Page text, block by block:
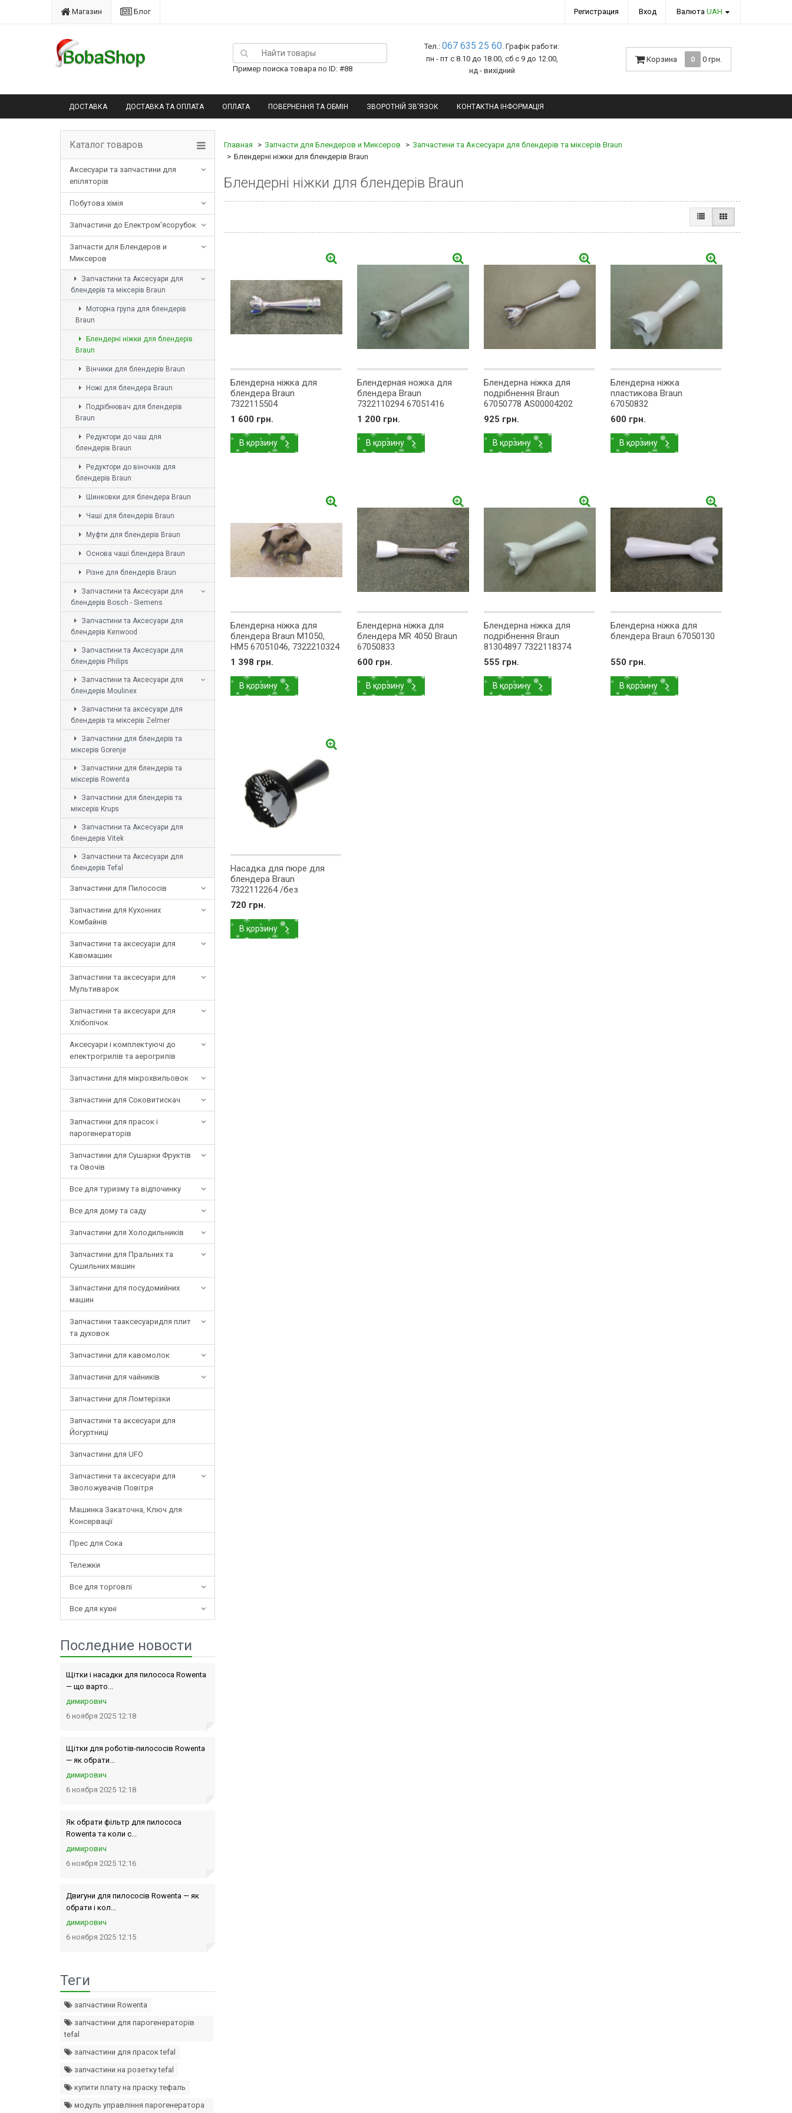
Магазин Блог Регистрация Вход Валюта UAH
Пример поиска товара по ID: #88
Тел.: 067 635 25 60. Графік работи:
пн - пт с 8.10 до 18.00, сб с 9 до 12.00,
нд - вихідний
Корзина 0 0 грн.
ДОСТАВКА ДОСТАВКА ТА ОПЛАТА ОПЛАТА ПОВЕРНЕННЯ ТА ОБМІН ЗВОРОТНІЙ ЗВ'ЯЗОК КОНТАКТНА ІНФОРМАЦІЯ
Каталог товаров
Аксесуари та запчастини для
епіляторів
Побутова хімія
Запчастини до Електром'ясорубок
Запчасти для Блендеров и
Миксеров
Запчастини та Аксесуари для
блендерів та міксерів Braun
Моторна група для блендерів
Braun
Блендерні ніжки для блендерів
Braun
Вінчики для блендерів Braun
Ножі для блендера Braun
Подрібнювач для блендерів
Braun
Редуктори до чаш для
блендерів Braun
Редуктори до віночків для
блендерів Braun
Шинковки для блендера Braun
Чаші для блендерів Braun
Муфти для блендерів Braun
Основа чаші блендера Braun
Різне для блендерів Braun
Запчастини та Аксесуари для
блендерів Bosch - Siemens
Запчастини та Аксесуари для
блендерів Kenwood
Запчастини та Аксесуари для
блендерів Philips
Запчастини та Аксесуари для
блендерів Moulinex
Запчастини та аксесуари для
блендерів та міксерів Zelmer
Запчастини для блендерів та
міксерів Gorenje
Запчастини для блендерів та
міксерів Rowenta
Запчастини для блендерів та
міксерів Krups
Запчастини та Аксесуари для
блендерів Vitek
Запчастини та Аксесуари для
блендерів Tefal
Запчастини для Пилососів
Запчастини для Кухонних
Комбайнів
Запчастини та аксесуари для
Кавомашин
Запчастини та аксесуари для
Мультиварок
Запчастини та аксесуари для
Хлібопічок
Аксесуари і комплектуючі до
електрогрилів та аерогрилів
Запчастини для мікрохвильовок
Запчастини для Соковитискач
Запчастини для прасок і
парогенераторів
Запчастини для Сушарки Фруктів
та Овочів
Все для туризму та відпочинку
Все для дому та саду
Запчастини для Холодильників
Запчастини для Пральних та
Сушильних машин
Запчастини для посудомийних
машин
Запчастини тааксесуаридля плит
та духовок
Запчастини для кавомолок
Запчастини для чайників
Запчастини для Ломтерізки
Запчастини та аксесуари для
Йогуртниці
Запчастини для UFO
Запчастини та аксесуари для
Зволожувачів Повітря
Машинка Закаточна, Ключ для
Консервації
Прес для Сока
Тележки
Все для торговлі
Все для кухні
Последние новости
Щітки і насадки для пилососа Rowenta
— що варто...
димирович
6 ноября 2025 12:18
Щітки для роботів-пилососів Rowenta
— як обрати...
димирович
6 ноября 2025 12:18
Як обрати фільтр для пилососа
Rowenta та коли с...
димирович
6 ноября 2025 12:16
Двигуни для пилососів Rowenta — як
обрати і кол...
димирович
6 ноября 2025 12:15
Теги
запчастини Rowenta
запчастини для парогенераторів
tefal
запчастини для прасок tefal
запчастини на розетку tefal
купити плату на праску тефаль
модуль управління парогенератора
Главная Запчасти для Блендеров и Миксеров
Запчастини та Аксесуари для блендерів та міксерів Braun
Блендерні ніжки для блендерів Braun
Блендерні ніжки для блендерів Braun
Блендерна ніжка для
блендера Braun
7322115504
1 600 грн.
В корзину
Блендерная ножка для
блендера Braun
7322110294 67051416
1 200 грн.
В корзину
Блендерна ніжка для
подрібнення Braun
67050778 AS00004202
925 грн.
В корзину
Блендерна ніжка
пластикова Braun
67050832
600 грн.
В корзину
Блендерна ніжка для
блендера Braun M1050,
HM5 67051046, 7322210324
1 398 грн.
В корзину
Блендерна ніжка для
блендера MR 4050 Braun
67050833
600 грн.
В корзину
Блендерна ніжка для
подрібнення Braun
81304897 7322118374
555 грн.
В корзину
Блендерна ніжка для
блендера Braun 67050130
550 грн.
В корзину
Насадка для пюре для
блендера Braun
7322112264 /без
редуктора/
720 грн.
В корзину